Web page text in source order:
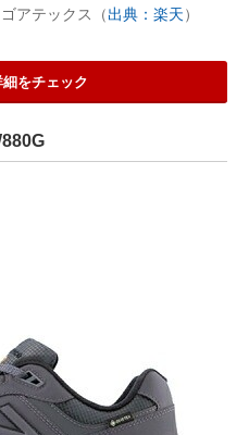
アテックス（出典：楽天）
をチェック